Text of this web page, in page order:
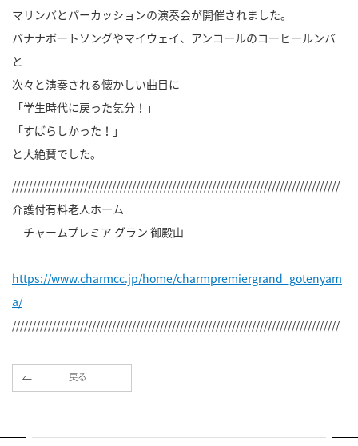
マリンバとパーカッションの演奏会が開催されました。
バナナボートソングやマイウェイ、アンコールのコーヒールンバ
と
次々と演奏される懐かしい曲目に
「学生時代に戻った気分！」
「すばらしかった！」
と大絶賛でした。
//////////////////////////////////////////////////////////////////////////////////
介護付有料老人ホーム
チャームプレミア グラン 御殿山
https://www.charmcc.jp/home/charmpremiergrand_gotenyam
a/
//////////////////////////////////////////////////////////////////////////////////
戻る